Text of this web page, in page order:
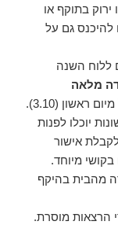
בתוקף או
להיכנס גם על
ללוח השנה
מלאה
החל מיום ראשון (3.10).
יוכלו לפנות
אישור
מיוחד.
מהבית בהיקף
תפוסה בחדרי הרצאות מוסרת.